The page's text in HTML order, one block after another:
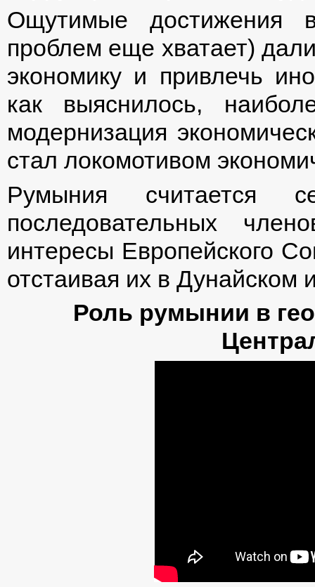
Ощутимые достижения
проблем еще хватает)
экономику и привлечь
как выяснилось,
модернизация
стал локомотивом
Румыния считается
последовательных
интересы Европейского
отстаивая их в Дунайском
Роль румынии в